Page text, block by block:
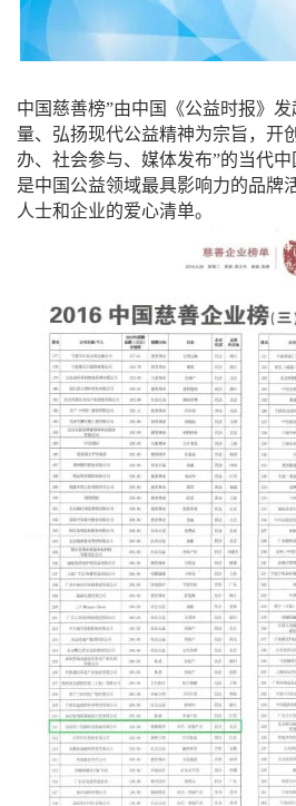
中国慈善榜”由中国《公益时报》
量、弘扬现代公益精神为宗旨，开
办、社会参与、媒体发布”的当代中
是中国公益领域最具影响力的品牌
人士和企业的爱心清单。